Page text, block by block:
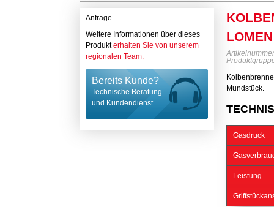
Anfrage
Weitere Informationen über dieses
Produkterhalten Sie von unserem
regionalen Team.
Bereits Kunde?
Technische Beratung
und Kundendienst
Artikelnummer
Mundstück.
Gasdruck
Leistung